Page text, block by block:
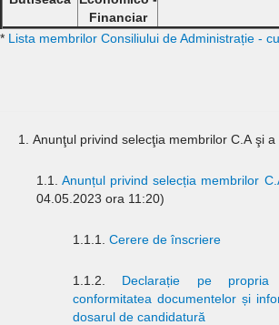
Financiar
* Lista membrilor Consiliului de Administrație -
1. Anunţul privind selecţia membrilor C.A şi a
1.1.Anunțul privind selecția membrilor
04.05.2023 ora 11:20)
1.1.1. Cerere de înscriere
1.1.2. Declarație pe propria
conformitatea documentelor și
dosarul de candidatură